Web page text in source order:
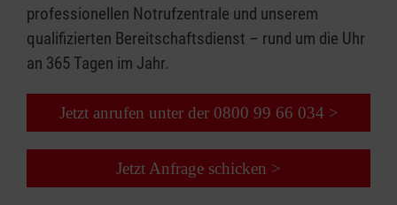
professionellen Notrufzentrale und unserem
qualifizierten Bereitschaftsdienst – rund um die Uhr
an 365 Tagen im Jahr.
Jetzt anrufen unter der 0800 99 66 034 >
Jetzt Anfrage schicken >